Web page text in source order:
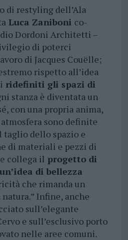
di restyling dell’Ala
Luca Zaniboni co-
Dordoni Architetti –
di poterci
di Jacques Couëlle;
rispetto all’idea
ridefiniti gli spazi di
stanza è diventata un
con una propria anima,
sono definite
taglio dello spazio e
di materiali e pezzi di
collega il progetto di
di bellezza
che rimanda un
Infine, anche
sull’elegante
e sull’esclusivo porto
nelle aree comuni.